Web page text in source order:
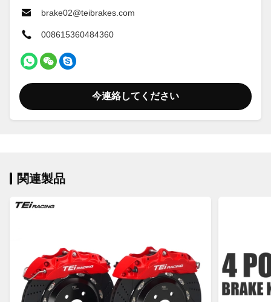
brake02@teibrakes.com
008615360484360
今連絡してください
関連製品